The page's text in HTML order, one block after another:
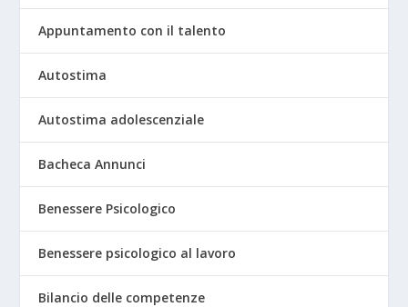
Appuntamento con il talento
Autostima
Autostima adolescenziale
Bacheca Annunci
Benessere Psicologico
Benessere psicologico al lavoro
Bilancio delle competenze